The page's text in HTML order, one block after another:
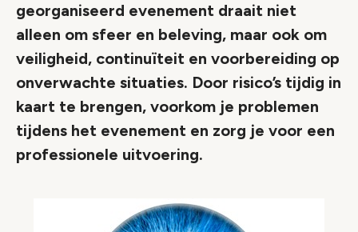
georganiseerd evenement draait niet
alleen om sfeer en beleving, maar ook om
veiligheid, continuïteit en voorbereiding op
onverwachte situaties. Door risico’s tijdig in
kaart te brengen, voorkom je problemen
tijdens het evenement en zorg je voor een
professionele uitvoering.